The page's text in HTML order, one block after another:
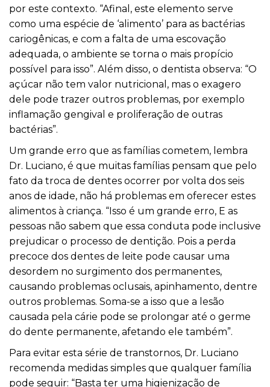
por este contexto. “Afinal, este elemento serve
como uma espécie de ‘alimento’ para as bactérias
cariogênicas, e com a falta de uma escovação
adequada, o ambiente se torna o mais propício
possível para isso”. Além disso, o dentista observa: “O
açúcar não tem valor nutricional, mas o exagero
dele pode trazer outros problemas, por exemplo
inflamação gengival e proliferação de outras
bactérias”.
Um grande erro que as famílias cometem, lembra
Dr. Luciano, é que muitas famílias pensam que pelo
fato da troca de dentes ocorrer por volta dos seis
anos de idade, não há problemas em oferecer estes
alimentos à criança. “Isso é um grande erro, E as
pessoas não sabem que essa conduta pode inclusive
prejudicar o processo de dentição. Pois a perda
precoce dos dentes de leite pode causar uma
desordem no surgimento dos permanentes,
causando problemas oclusais, apinhamento, dentre
outros problemas. Soma-se a isso que a lesão
causada pela cárie pode se prolongar até o germe
do dente permanente, afetando ele também”.
Para evitar esta série de transtornos, Dr. Luciano
recomenda medidas simples que qualquer família
pode seguir: “Basta ter uma higienização de